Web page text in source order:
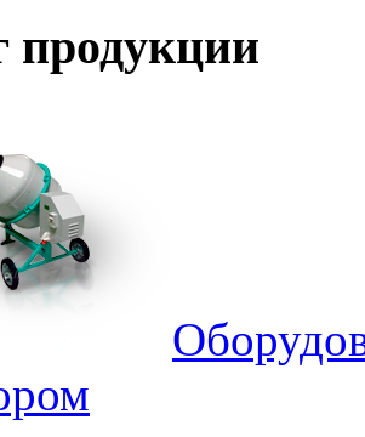
продукции